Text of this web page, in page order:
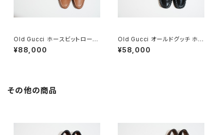
Old Gucci ホースビットローフ
ァー 38.5C tan ほぼDeadsto
ck
¥88,000
Old Gucci オールドグッチ ホー
スビットローファー 40 E Black
¥58,000
その他の商品